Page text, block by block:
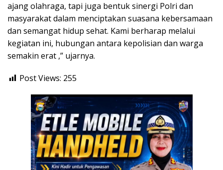
ajang olahraga, tapi juga bentuk sinergi Polri dan
masyarakat dalam menciptakan suasana kebersamaan
dan semangat hidup sehat. Kami berharap melalui
kegiatan ini, hubungan antara kepolisian dan warga
semakin erat ,” ujarnya.
Post Views: 255